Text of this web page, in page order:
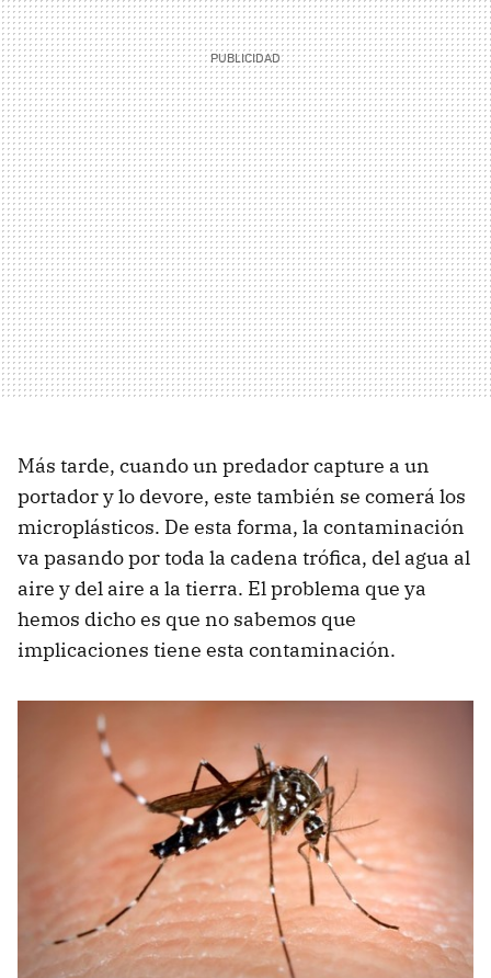
Más tarde, cuando un predador capture a un
portador y lo devore, este también se comerá los
microplásticos. De esta forma, la contaminación
va pasando por toda la cadena trófica, del agua al
aire y del aire a la tierra. El problema que ya
hemos dicho es que no sabemos que
implicaciones tiene esta contaminación.